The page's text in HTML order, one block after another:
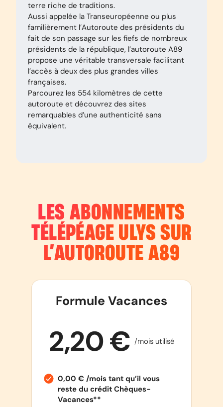
terre riche de traditions.
Aussi appelée la Transeuropéenne ou plus
familièrement l’Autoroute des présidents du
fait de son passage sur les fiefs de nombreux
présidents de la république, l’autoroute A89
propose une véritable transversale facilitant
l’accès à deux des plus grandes villes
françaises.
Parcourez les 554 kilomètres de cette
autoroute et découvrez des sites
remarquables d’une authenticité sans
équivalent.
LES ABONNEMENTS
TÉLÉPÉAGE ULYS SUR
L’AUTOROUTE A89
Formule Vacances
2,20 € /mois utilisé
0,00 € /mois tant qu’il vous
reste du crédit Chèques-
Vacances**